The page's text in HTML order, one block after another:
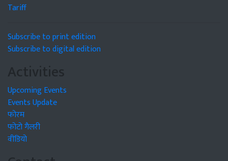
Tariff
Subscribe to print edition
Subscribe to digital edition
Activities
Upcoming Events
Events Update
फोरम
फोटो गैलरी
वीडियो